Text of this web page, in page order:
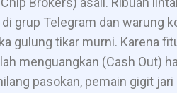
grup Telegram dan warung
gulung tikar murni. Karena
menguangkan (Cash Out)
pasokan, pemain gigit